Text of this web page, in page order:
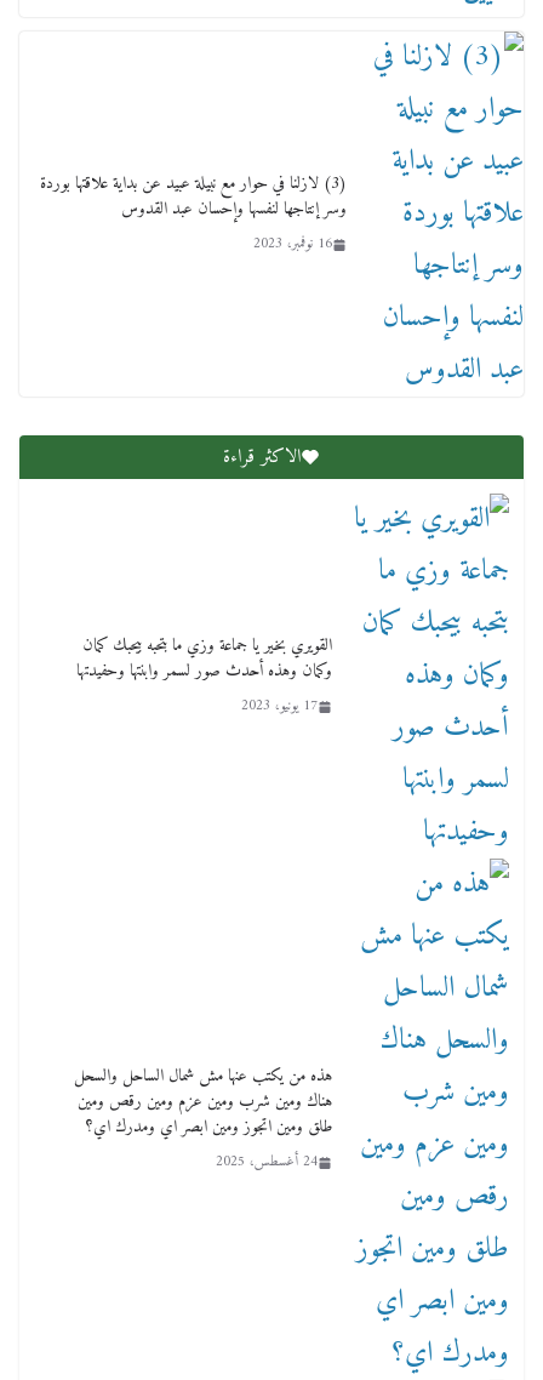
(3) لازلنا في حوار مع نبيلة عبيد عن بداية علاقتها بوردة
وسر إنتاجها لنفسها وإحسان عبد القدوس
16 نوفمبر، 2023
الاكثر قراءة
القويري بخير يا جماعة وزي ما بتحبه بيحبك كمان
وكمان وهذه أحدث صور لسمر وابنتها وحفيدتها
17 يونيو، 2023
هذه من يكتب عنها مش شمال الساحل والسحل
هناك ومين شرب ومين عزم ومين رقص ومين
طلق ومين اتجوز ومين ابصر اي ومدرك اي؟
24 أغسطس، 2025